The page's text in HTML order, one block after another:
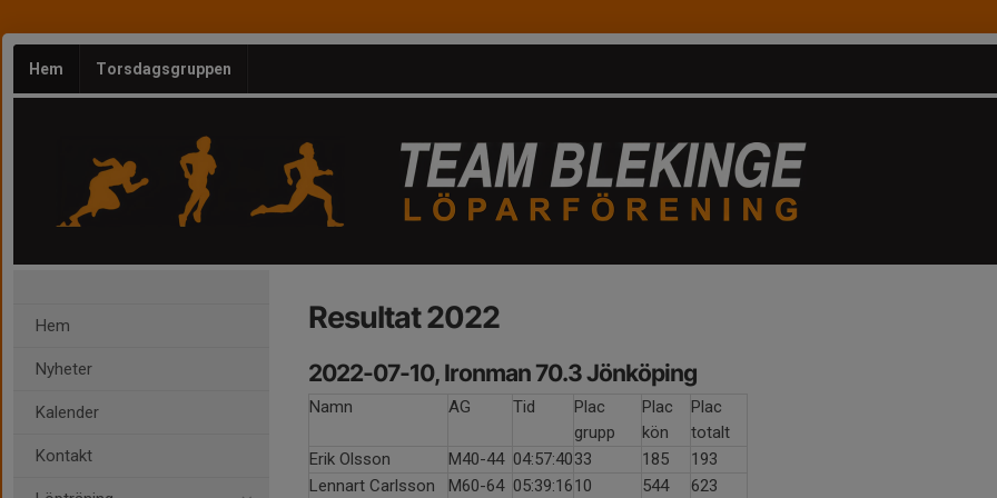
Hem Torsdagsgruppen
Hem
Nyheter
Kalender
Kontakt
Resultat 2022
2022-07-10, Ironman 70.3 Jönköping
Namn AG Tid
Plac
grupp
Plac
kön
Plac
totalt
Erik Olsson
M40-44 04:57:4033 185
193
Lennart Carlsson
M60-64 05:39:1610 544
623